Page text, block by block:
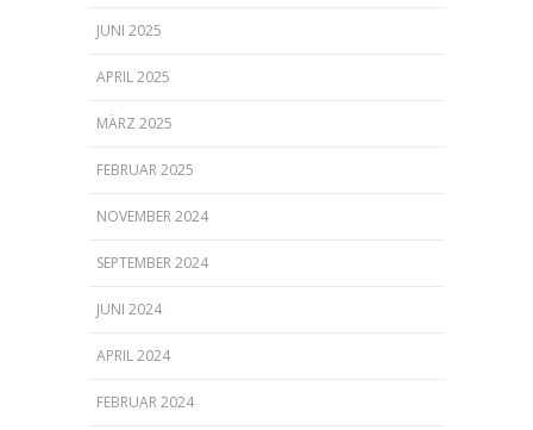
JUNI 2025
APRIL 2025
MÄRZ 2025
FEBRUAR 2025
NOVEMBER 2024
SEPTEMBER 2024
JUNI 2024
APRIL 2024
FEBRUAR 2024